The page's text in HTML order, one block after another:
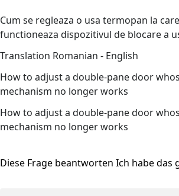
Cum se regleaza o usa termopan la
functioneaza dispozitivul de blocare a
Translation Romanian - English
How to adjust a double-pane door
mechanism no longer works
How to adjust a double-pane door
mechanism no longer works
Diese Frage beantworten Ich habe das